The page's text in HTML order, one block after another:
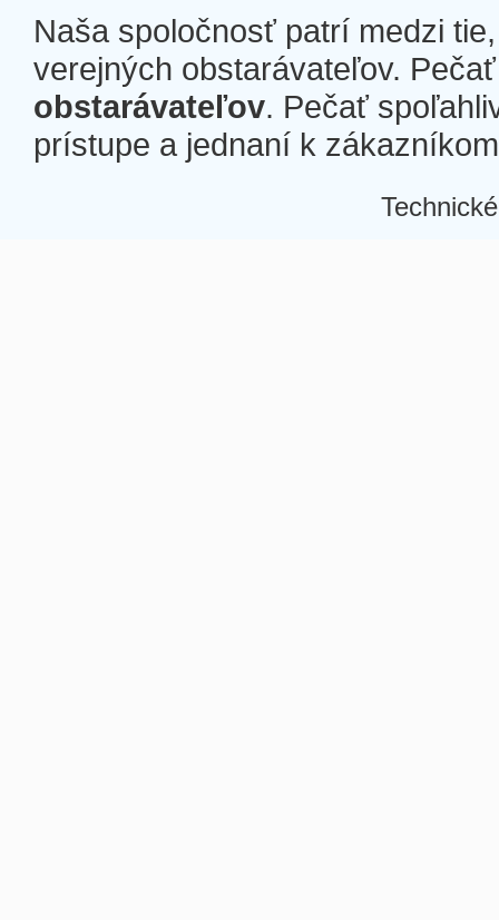
Naša spoločnosť patrí medzi
verejných obstarávateľov.
obstarávateľov. Pečať
prístupe a jednaní k